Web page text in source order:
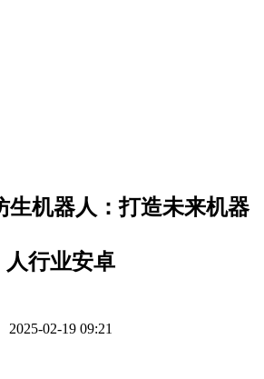
生机器人：打造未来机器
人行业安卓
2025-02-19 09:21